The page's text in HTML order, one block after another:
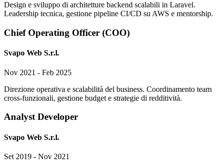
Design e sviluppo di architetture backend scalabili in Laravel.
Leadership tecnica, gestione pipeline CI/CD su AWS e mentorship.
Chief Operating Officer (COO)
Svapo Web S.r.l.
Nov 2021 - Feb 2025
Direzione operativa e scalabilità del business. Coordinamento team
cross-funzionali, gestione budget e strategie di redditività.
Analyst Developer
Svapo Web S.r.l.
Set 2019 - Nov 2021